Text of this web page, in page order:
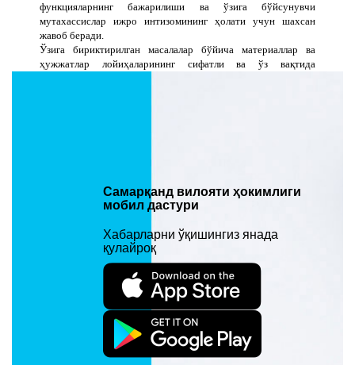
функцияларнинг бажарилиши ва ўзига бўйсунувчи
мутахассислар ижро интизомининг ҳолати учун шахсан
жавоб беради.
Ўзига бириктирилган масалалар бўйича материаллар ва
ҳужжатлар лойиҳаларининг сифатли ва ўз вақтида
ҳудудларни ижтимоий-иқтисодий ривожлантириш,
шунингдек тегишли соҳалардаги мавжуд камчиликларни
ташкил қилади ва уларни вилоят ҳокимига ҳамда Вазирлар
Маҳкамасига тақдим этади.
Ахборот-таҳлил гуруҳи раҳбари ўз ваколати доирасида:
Вилоят матбуот ва ахборот бошқармаси, Ўзбекистон
Журналистлар ва Ёзувчилар ижодий уюшмаси вилоят
бўлимлари, Телерадиокомпания, “Зарафшон”,
“Самарканский вестник”, “Овози Самарканд” газеталари
таҳририяти давлат корхонаси, республика оммавий ахборот
воситалари вилоят
Самарқанд вилояти ҳокимлиги
мобил дастури
Хабарларни ўқишингиз янада
қулайроқ